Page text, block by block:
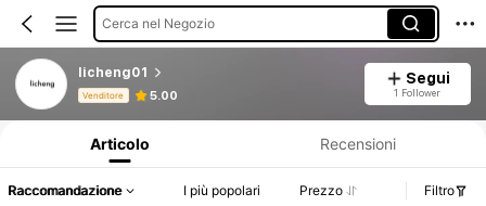
Cerca nel Negozio
licheng01
Venditore 5.00
Segui
1 Follower
Articolo Recensioni
Raccomandazione I più popolari Prezzo Filtro